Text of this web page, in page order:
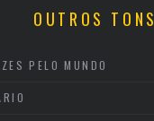
OUTROS TONS
PELO MUNDO